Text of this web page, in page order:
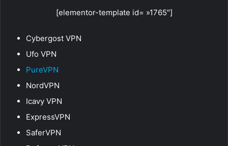
[elementor-template id= »1765″]
Cybergost VPN
Ufo VPN
PureVPN
NordVPN
Icavy VPN
ExpressVPN
SaferVPN